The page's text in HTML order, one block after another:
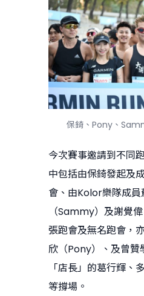
保錡、Pony、
今次賽事邀請到不同
中包括由保錡發起及
會、由Kolor樂隊成員
（Sammy）及謝覺
張跑會及無名跑會，
欣（Pony）、及曾贊
「店長」的葛行輝、
等撐場。